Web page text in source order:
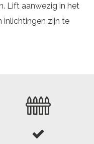
Lift aanwezig in het
inlichtingen zijn te